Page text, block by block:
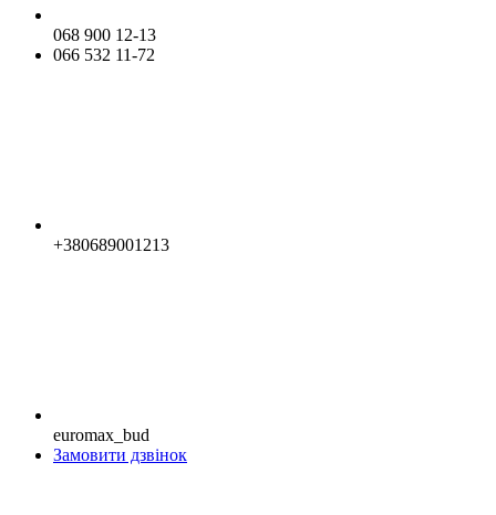
068 900 12-13
066 532 11-72
+380689001213
euromax_bud
Замовити дзвінок